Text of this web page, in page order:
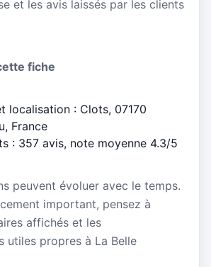
et les avis laissés par les clients
fiche
localisation : Clots, 07170
France
: 357 avis, note moyenne 4.3/5
peuvent évoluer avec le temps.
important, pensez à
affichés et les
utiles propres à La Belle